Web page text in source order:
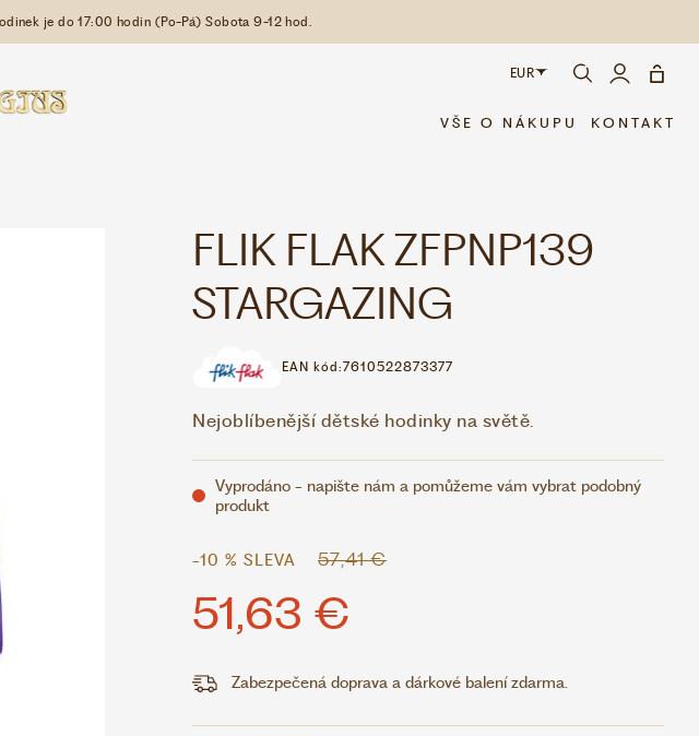
je do 17:00 hodin (Po-Pá) Sobota 9-12 hod.
EUR
CZK
VŠE O NÁKUPU KONTAKT
FLIK FLAK ZFPNP139
STARGAZING
EAN kód:7610522873377
Nejoblíbenější dětské hodinky na světě.
Vyprodáno - napište nám a pomůžeme vám vybrat podobný
produkt
-10 % SLEVA 57,41 €
51,63 €
Zabezpečená doprava a dárkové balení zdarma.